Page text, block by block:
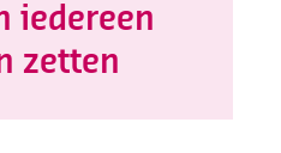
iedereen
zetten